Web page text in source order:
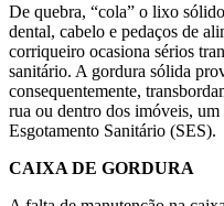
De quebra, “cola” o lixo
dental, cabelo e pedaços de
corriqueiro ocasiona sérios
sanitário. A gordura sólida
consequentemente,
rua ou dentro dos imóveis,
Esgotamento Sanitário (SES).
CAIXA DE GORDURA